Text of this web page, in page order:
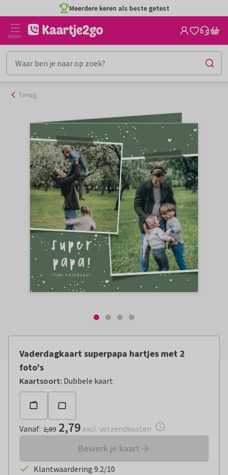
naar
inhoud
Meerdere keren als beste getest
MENU
Terug
Vaderdagkaart superpapa hartjes met 2
foto's
Kaartsoort: Dubbele kaart
Vanaf:€ 2,79 excl. verzendkosten
Vanaf: 2,89 2,79 excl. verzendkosten
Bewerk je kaart
Klantwaardering 9.2/10